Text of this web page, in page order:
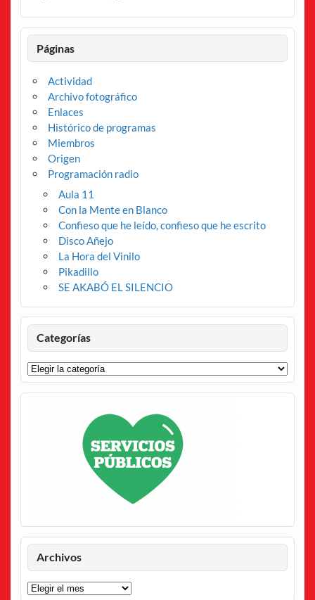
Páginas
Actividad
Archivo fotográfico
Enlaces
Histórico de programas
Miembros
Origen
Programación radio
Aula 11
Con la Mente en Blanco
Confieso que he leído, confieso que he escrito
Disco Añejo
La Hora del Vinilo
Pikadillo
SE AKABÓ EL SILENCIO
Categorías
Categorías
Archivos
Archivos